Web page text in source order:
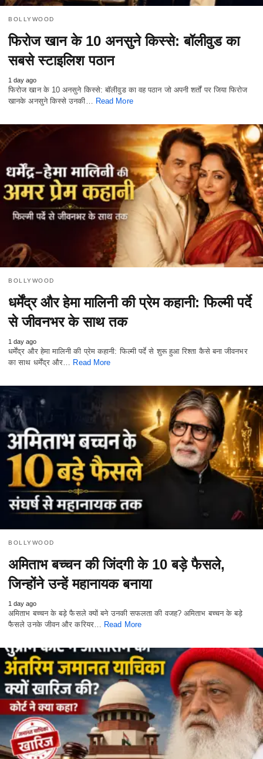
BOLLYWOOD
फिरोज खान के 10 अनसुने किस्से: बॉलीवुड का
सबसे स्टाइलिश पठान
1 day ago
फिरोज खान के 10 अनसुने किस्से: बॉलीवुड का वह पठान जो अपनी शर्तों पर जिया फिरोज
खानके अनसुने किस्से उनकी…
Read More
BOLLYWOOD
धर्मेंद्र और हेमा मालिनी की प्रेम कहानी: फिल्मी पर्दे
से जीवनभर के साथ तक
1 day ago
धर्मेंद्र और हेमा मालिनी की प्रेम कहानी: फिल्मी पर्दे से शुरू हुआ रिश्ता कैसे बना जीवनभर
का साथ धर्मेंद्र और… Read More
BOLLYWOOD
अमिताभ बच्चन की जिंदगी के 10 बड़े फैसले,
जिन्होंने उन्हें महानायक बनाया
1 day ago
अमिताभ बच्चन के बड़े फैसले क्यों बने उनकी सफलता की वजह? अमिताभ बच्चन के बड़े
फैसले उनके जीवन और करियर… Read More